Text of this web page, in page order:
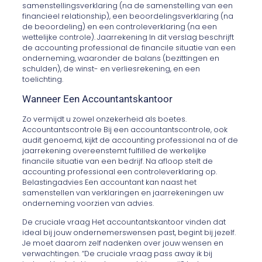
samenstellingsverklaring (na de samenstelling van een
financieel relationship), een beoordelingsverklaring (na
de beoordeling) en een controleverklaring (na een
wettelijke controle). Jaarrekening In dit verslag beschrijft
de accounting professional de financile situatie van een
onderneming, waaronder de balans (bezittingen en
schulden), de winst- en verliesrekening, en een
toelichting.
Wanneer Een Accountantskantoor
Zo vermijdt u zowel onzekerheid als boetes.
Accountantscontrole Bij een accountantscontrole, ook
audit genoemd, kijkt de accounting professional na of de
jaarrekening overeenstemt fulfilled de werkelijke
financile situatie van een bedrijf. Na afloop stelt de
accounting professional een controleverklaring op.
Belastingadvies Een accountant kan naast het
samenstellen van verklaringen en jaarrekeningen uw
onderneming voorzien van advies.
De cruciale vraag Het accountantskantoor vinden dat
ideal bij jouw ondernemerswensen past, begint bij jezelf.
Je moet daarom zelf nadenken over jouw wensen en
verwachtingen. “De cruciale vraag pass away ik bij